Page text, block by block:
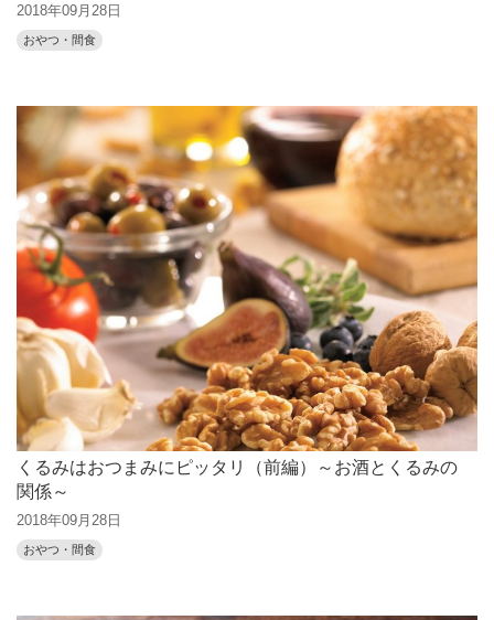
2018年09月28日
おやつ・間食
くるみはおつまみにピッタリ（前編）～お酒とくるみの
関係～
2018年09月28日
おやつ・間食